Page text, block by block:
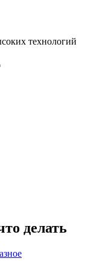
технологий
делать